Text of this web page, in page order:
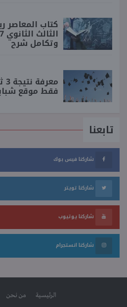
كتاب المعاصر
وتكامل شرح
فقط موقع
تابعنا
شاركنا فيس بوك
شاركنا تويتر
شاركنا يوتيوب
شاركنا انستجرام
الرئيسية من نحن